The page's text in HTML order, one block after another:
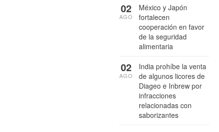
México y Japón
fortalecen
cooperación en favor
de la seguridad
alimentaria
02
AGO
India prohíbe la venta
de algunos licores de
Diageo e Inbrew por
infracciones
relacionadas con
saborizantes
02
AGO